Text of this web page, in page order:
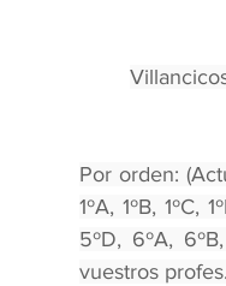
Por orden:
1ºA, 1ºB, 1ºC,
5ºD, 6ºA,
vuestros profes.